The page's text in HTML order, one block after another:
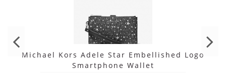
Michael Kors Adele Star Embellished Logo
Smartphone Wallet